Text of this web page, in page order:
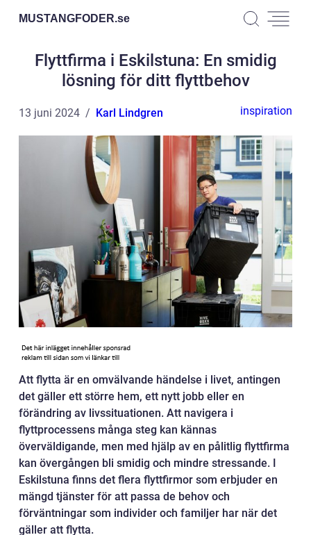
MUSTANGFODER.se
Flyttfirma i Eskilstuna: En smidig
lösning för ditt flyttbehov
13 juni 2024 Karl Lindgren inspiration
Att flytta är en omvälvande händelse i livet, antingen
det gäller ett större hem, ett nytt jobb eller en
förändring av livssituationen. Att navigera i
flyttprocessens många steg kan kännas
överväldigande, men med hjälp av en pålitlig flyttfirma
kan övergången bli smidig och mindre stressande. I
Eskilstuna finns det flera flyttfirmor som erbjuder en
mängd tjänster för att passa de behov och
förväntningar som individer och familjer har när det
gäller att flytta.